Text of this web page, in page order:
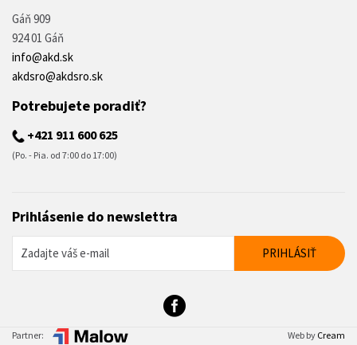
Gáň 909
924 01 Gáň
info@akd.sk
akdsro@akdsro.sk
Potrebujete poradiť?
+421 911 600 625
(Po. - Pia. od 7:00 do 17:00)
Prihlásenie do newslettra
Partner: Web by Cream